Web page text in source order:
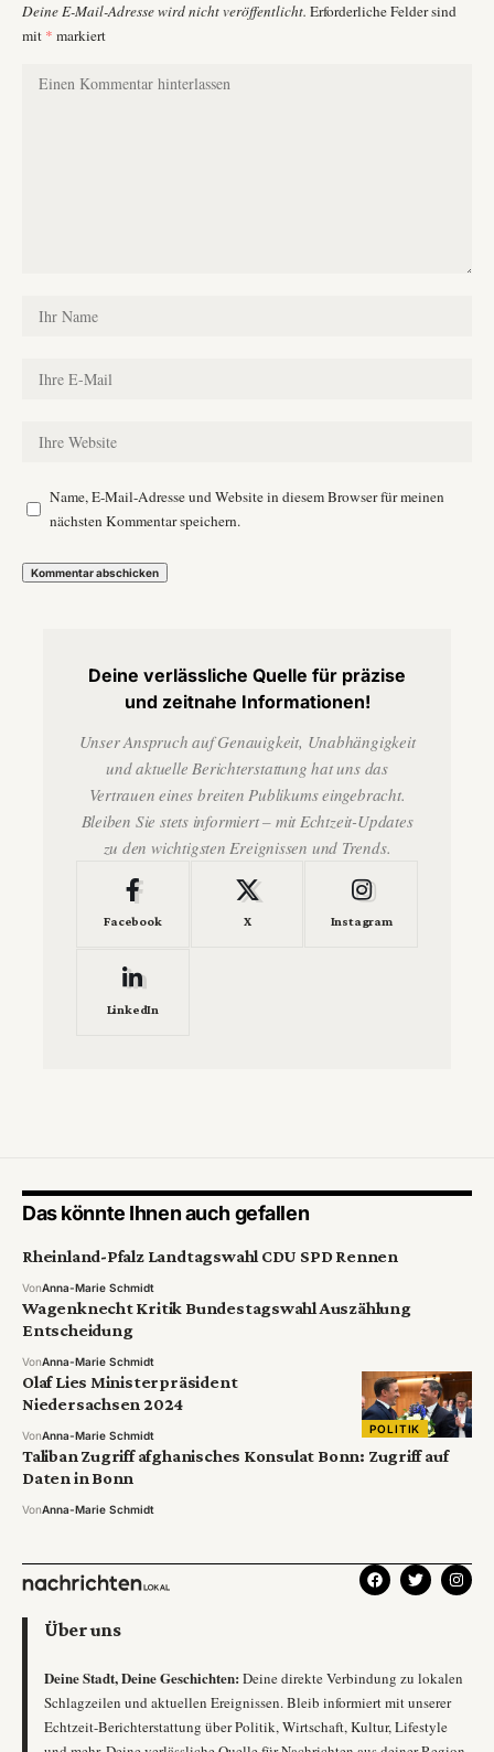
Deine E-Mail-Adresse wird nicht veröffentlicht. Erforderliche Felder sind
mit * markiert
Name, E-Mail-Adresse und Website in diesem Browser für meinen
nächsten Kommentar speichern.
Deine verlässliche Quelle für präzise
und zeitnahe Informationen!
Unser Anspruch auf Genauigkeit, Unabhängigkeit
und aktuelle Berichterstattung hat uns das
Vertrauen eines breiten Publikums eingebracht.
Bleiben Sie stets informiert – mit Echtzeit-Updates
zu den wichtigsten Ereignissen und Trends.
Facebook X Instagram
LinkedIn
Das könnte Ihnen auch gefallen
Rheinland-Pfalz Landtagswahl CDU SPD Rennen
VonAnna-Marie Schmidt
Wagenknecht Kritik Bundestagswahl Auszählung
Entscheidung
VonAnna-Marie Schmidt
POLITIK
Olaf Lies Ministerpräsident
Niedersachsen 2024
VonAnna-Marie Schmidt
Taliban Zugriff afghanisches Konsulat Bonn: Zugriff auf
Daten in Bonn
VonAnna-Marie Schmidt
Über uns
Deine Stadt, Deine Geschichten: Deine direkte Verbindung zu lokalen
Schlagzeilen und aktuellen Ereignissen. Bleib informiert mit unserer
Echtzeit-Berichterstattung über Politik, Wirtschaft, Kultur, Lifestyle